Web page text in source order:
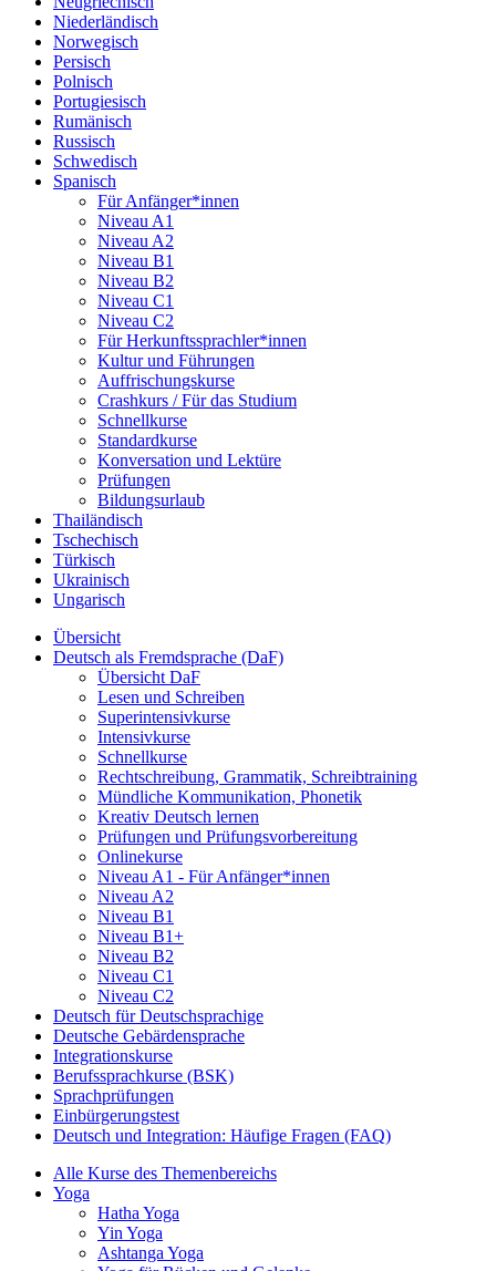
Niederländisch
Norwegisch
Persisch
Polnisch
Portugiesisch
Rumänisch
Russisch
Schwedisch
Spanisch
Für Anfänger*innen
Niveau A1
Niveau A2
Niveau B1
Niveau B2
Niveau C1
Niveau C2
Für Herkunftssprachler*innen
Kultur und Führungen
Auffrischungskurse
Crashkurs / Für das Studium
Schnellkurse
Standardkurse
Konversation und Lektüre
Prüfungen
Bildungsurlaub
Thailändisch
Tschechisch
Türkisch
Ukrainisch
Ungarisch
Übersicht
Deutsch als Fremdsprache (DaF)
Übersicht DaF
Lesen und Schreiben
Superintensivkurse
Intensivkurse
Schnellkurse
Rechtschreibung, Grammatik, Schreibtraining
Mündliche Kommunikation, Phonetik
Kreativ Deutsch lernen
Prüfungen und Prüfungsvorbereitung
Onlinekurse
Niveau A1 - Für Anfänger*innen
Niveau A2
Niveau B1
Niveau B1+
Niveau B2
Niveau C1
Niveau C2
Deutsch für Deutschsprachige
Deutsche Gebärdensprache
Integrationskurse
Berufssprachkurse (BSK)
Sprachprüfungen
Einbürgerungstest
Deutsch und Integration: Häufige Fragen (FAQ)
Alle Kurse des Themenbereichs
Yoga
Hatha Yoga
Yin Yoga
Ashtanga Yoga